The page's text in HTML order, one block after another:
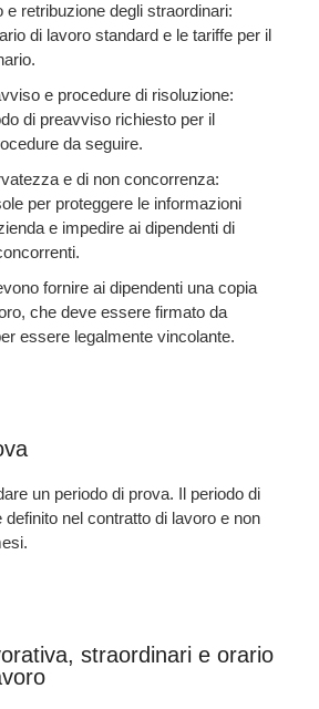
e retribuzione degli straordinari:
di lavoro standard e le tariffe per il
e procedure di risoluzione:
di preavviso richiesto per il
da seguire.
e di non concorrenza:
per proteggere le informazioni
e impedire ai dipendenti di
fornire ai dipendenti una copia
che deve essere firmato da
essere legalmente vincolante.
un periodo di prova. Il periodo di
nel contratto di lavoro e non
straordinari e orario